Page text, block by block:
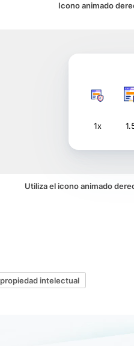
Icono animado
1x
Utiliza el icono animado
propiedad intelectual